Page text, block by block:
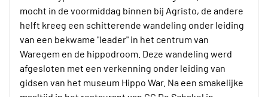
mocht in de voormiddag binnen bij Agristo, de andere
helft kreeg een schitterende wandeling onder leiding
van een bekwame "leader" in het centrum van
Waregem en de hippodroom. Deze wandeling werd
afgesloten met een verkenning onder leiding van
gidsen van het museum Hippo War. Na een smakelijke